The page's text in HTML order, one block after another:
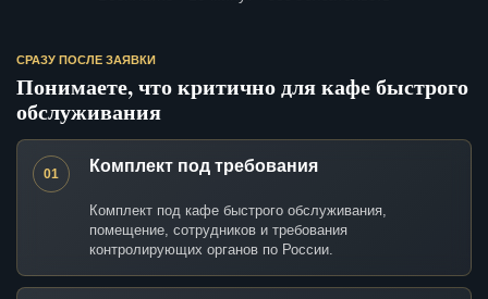
СРАЗУ ПОСЛЕ ЗАЯВКИ
Понимаете, что критично для кафе быстрого
обслуживания
01 Комплект под требования
Комплект под кафе быстрого обслуживания,
помещение, сотрудников и требования
контролирующих органов по России.